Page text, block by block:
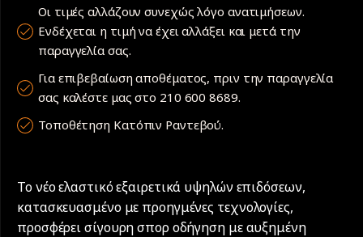
Οι τιμές αλλάζουν συνεχώς λόγο ανατιμήσεων.
Ενδέχεται η τιμή να έχει αλλάξει και μετά την
παραγγελία σας.
Για επιβεβαίωση αποθέματος, πριν την παραγγελία
σας καλέστε μας στο 210 600 8689.
Τοποθέτηση Κατόπιν Ραντεβού.
Το νέο ελαστικό εξαιρετικά υψηλών επιδόσεων,
κατασκευασμένο με προηγμένες τεχνολογίες,
προσφέρει σίγουρη σπορ οδήγηση με αυξημένη